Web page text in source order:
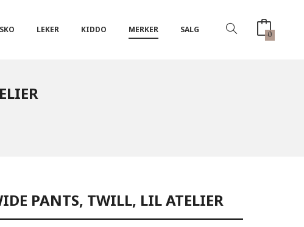
SKO LEKER KIDDO MERKER SALG 0
PANTS, TWILL, LIL ATELIER